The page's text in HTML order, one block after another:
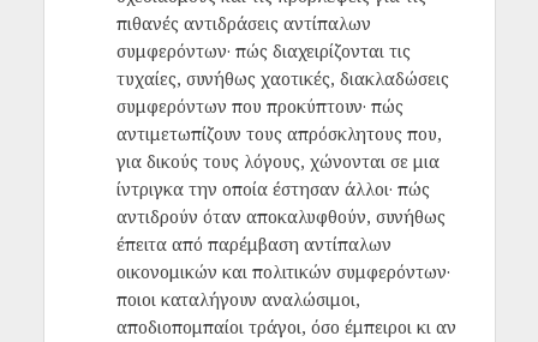
πιθανές αντιδράσεις αντίπαλων
συμφερόντων· πώς διαχειρίζονται τις
τυχαίες, συνήθως χαοτικές, διακλαδώσεις
συμφερόντων που προκύπτουν· πώς
αντιμετωπίζουν τους απρόσκλητους που,
για δικούς τους λόγους, χώνονται σε μια
ίντριγκα την οποία έστησαν άλλοι· πώς
αντιδρούν όταν αποκαλυφθούν, συνήθως
έπειτα από παρέμβαση αντίπαλων
οικονομικών και πολιτικών συμφερόντων·
ποιοι καταλήγουν αναλώσιμοι,
αποδιοπομπαίοι τράγοι, όσο έμπειροι κι αν